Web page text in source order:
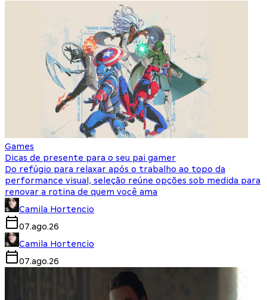
Games
Dicas de presente para o seu pai gamer
Do refúgio para relaxar após o trabalho ao topo da
performance visual, seleção reúne opções sob medida para
renovar a rotina de quem você ama
Camila Hortencio
07.ago.26
Camila Hortencio
07.ago.26